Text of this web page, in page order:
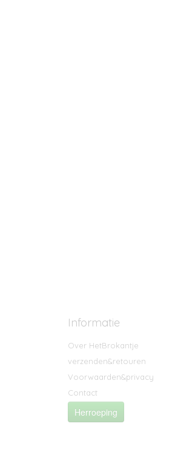
Informatie
Over HetBrokantje
verzenden&retouren
Voorwaarden&privacy
Contact
Herroeping